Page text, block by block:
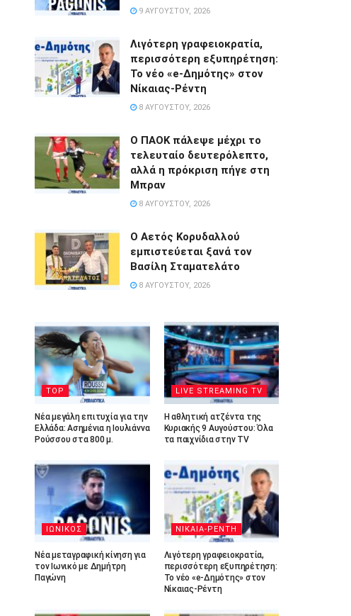
9 ΑΥΓΟΎΣΤΟΥ, 2026
Λιγότερη γραφειοκρατία,
περισσότερη εξυπηρέτηση:
Το νέο «e-Δημότης» στον
Νίκαιας-Ρέντη
8 ΑΥΓΟΎΣΤΟΥ, 2026
Ο ΠΑΟΚ πάλεψε μέχρι το
τελευταίο δευτερόλεπτο,
αλλά η πρόκριση πήγε στη
Μπραν
8 ΑΥΓΟΎΣΤΟΥ, 2026
Ο Αετός Κορυδαλλού
εμπιστεύεται ξανά τον
Βασίλη Σταματελάτο
8 ΑΥΓΟΎΣΤΟΥ, 2026
TOP
Νέα μεγάλη επιτυχία για την
Ελλάδα: Ασημένια η Ιουλιάννα
Ρούσσου στα 800 μ.
LIVE STREAMING TV
Η αθλητική ατζέντα της
Κυριακής 9 Αυγούστου: Όλα
τα παιχνίδια στην TV
ΙΩΝΙΚΟΣ
Νέα μεταγραφική κίνηση για
τον Ιωνικό με Δημήτρη
Παγώνη
ΝΙΚΑΙΑ-ΡΕΝΤΗ
Λιγότερη γραφειοκρατία,
περισσότερη εξυπηρέτηση:
Το νέο «e-Δημότης» στον
Νίκαιας-Ρέντη